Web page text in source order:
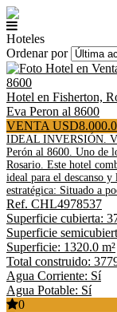
Hoteles
Ordenar por
Hotel en Fisherton,
Eva Peron al 8600
VENTA
IDEAL INVERSIÓN.
Perón al 8600. Uno de
Rosario. Este hotel
ideal para el descanso
estratégica: Situado a
Ref. CHL4978537
Superficie cubierta:
Superficie
Superficie: 1320.0 m²
Total construido:
Agua Corriente: Sí
Agua Potable: Sí
0